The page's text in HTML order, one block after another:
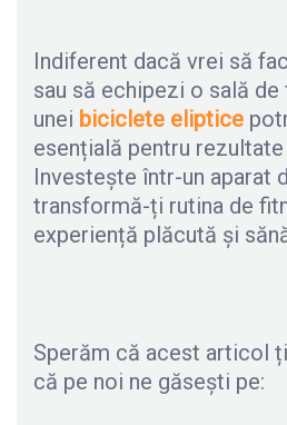
Indiferent dacă vrei să
sau să echipezi o sală
unei biciclete eliptice
esențială pentru
Investește într-un aparat
transformă-ți rutina de
experiență plăcută și
Sperăm că acest articol
că pe noi ne găsești pe: